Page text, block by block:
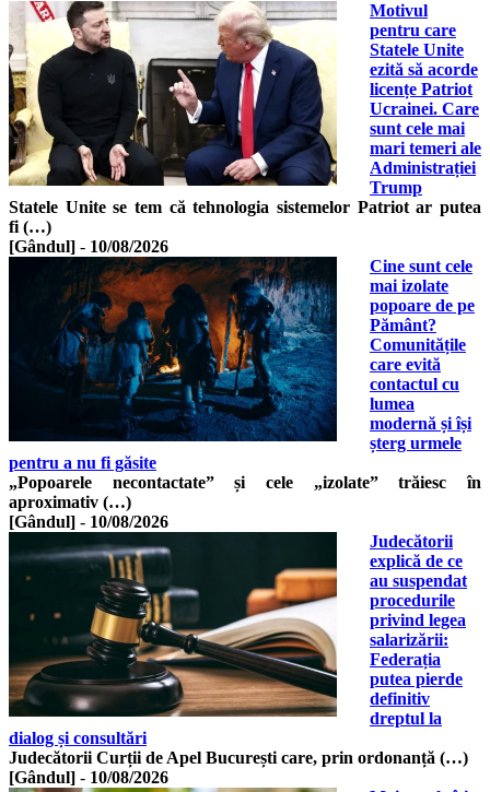
Motivul
pentru care
Statele Unite
ezită să acorde
licențe Patriot
Ucrainei. Care
sunt cele mai
mari temeri ale
Administrației
Trump
Statele Unite se tem că tehnologia sistemelor Patriot ar putea
fi (…)
[Gândul] - 10/08/2026
Cine sunt cele
mai izolate
popoare de pe
Pământ?
Comunitățile
care evită
contactul cu
lumea
modernă și își
șterg urmele
pentru a nu fi găsite
„Popoarele necontactate” și cele „izolate” trăiesc în
aproximativ (…)
[Gândul] - 10/08/2026
Judecătorii
explică de ce
au suspendat
procedurile
privind legea
salarizării:
Federația
putea pierde
definitiv
dreptul la
dialog și consultări
Judecătorii Curții de Apel București care, prin ordonanță (…)
[Gândul] - 10/08/2026